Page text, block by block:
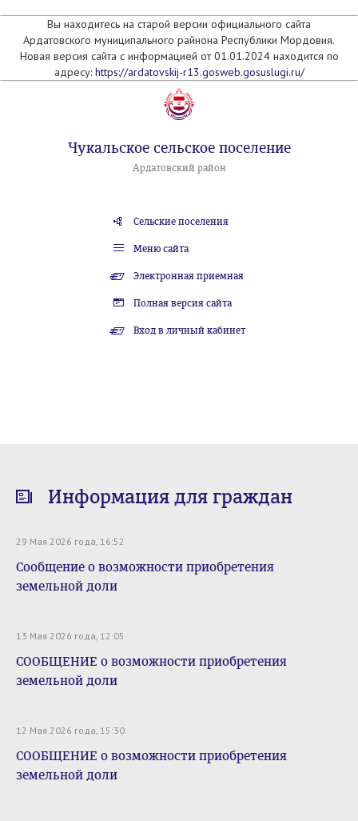
Вы находитесь на старой версии официального сайта
Ардатовского муниципального райнона Республики Мордовия.
Новая версия сайта с информацией от 01.01.2024 находится по
адресу: https://ardatovskij-r13.gosweb.gosuslugi.ru/
Чукальское сельское поселение
Ардатовский район
Сельские поселения
Меню сайта
Электронная приемная
Полная версия сайта
Вход в личный кабинет
Информация для граждан
29 Мая 2026 года, 16:52
Сообщение о возможности приобретения
земельной доли
13 Мая 2026 года, 12:05
СООБЩЕНИЕ о возможности приобретения
земельной доли
12 Мая 2026 года, 15:30
СООБЩЕНИЕ о возможности приобретения
земельной доли